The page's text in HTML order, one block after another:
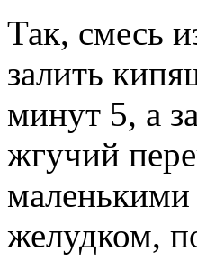
Так, смесь
залить
минут 5, а
жгучий
маленькими
желудком,